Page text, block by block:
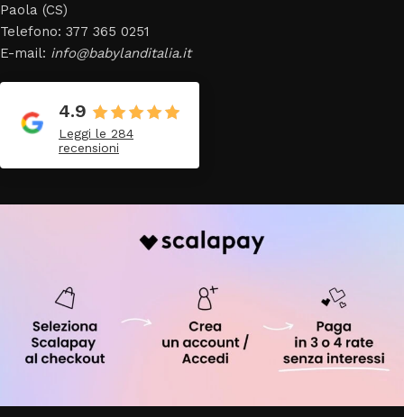
Paola (CS)
Telefono: 377 365 0251
E-mail: info@babylanditalia.it
4.9
Leggi le 284
recensioni